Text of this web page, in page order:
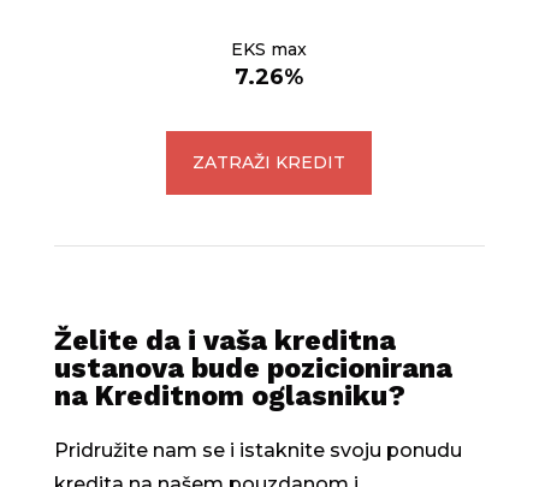
EKS max
7.26%
ZATRAŽI KREDIT
Želite da i vaša kreditna
ustanova bude pozicionirana
na Kreditnom oglasniku?
Pridružite nam se i istaknite svoju ponudu